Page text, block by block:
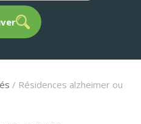
/ Résidences alzheimer ou